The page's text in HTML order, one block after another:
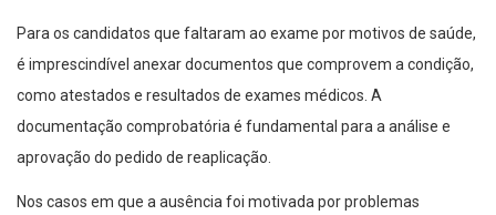
Para os candidatos que faltaram ao exame por motivos de saúde,
é imprescindível anexar documentos que comprovem a condição,
como atestados e resultados de exames médicos. A
documentação comprobatória é fundamental para a análise e
aprovação do pedido de reaplicação.
Nos casos em que a ausência foi motivada por problemas